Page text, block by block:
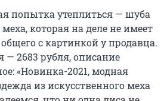
попытка утеплиться — шуба
которая на деле не имеет
с картинкой у продавца.
— 2683 рубля, описание
«Новинка-2021, модная
из искусственного меха